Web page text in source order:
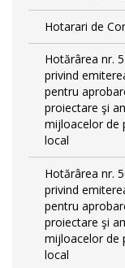
Hotarari de
Hotărârea nr.
privind
pentru
proiectare şi
mijloacelor de
local
Hotărârea nr.
privind
pentru
proiectare şi
mijloacelor de
local